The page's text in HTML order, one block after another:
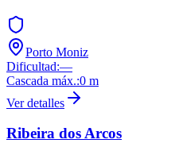
Porto Moniz
Dificultad:—
Cascada máx.:0 m
Ver detalles
Ribeira dos Arcos